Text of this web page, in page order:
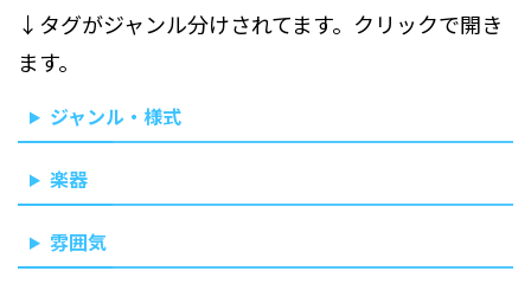
↓タグがジャンル分けされてます。クリックで開き
ます。
ジャンル・様式
楽器
雰囲気